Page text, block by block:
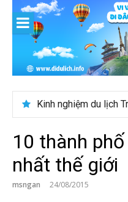
content
10 thành
nhất thế giới
msngan 24/08/2015